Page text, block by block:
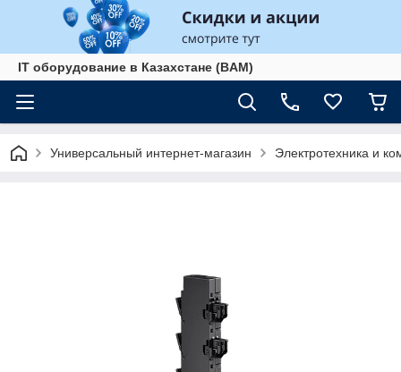
IT оборудование в Казахстане (BAM)
Универсальный интернет-магазин Электротехника и